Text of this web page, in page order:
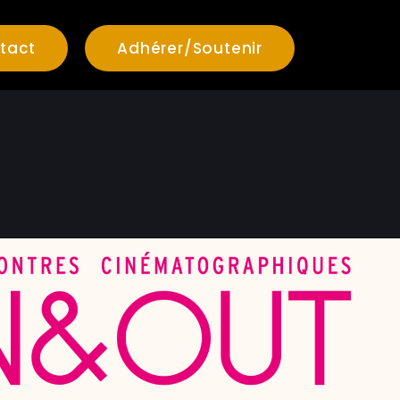
Adhérer/Soutenir